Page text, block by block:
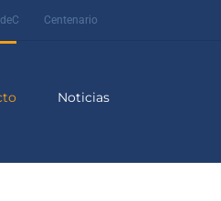
Centenario
Noticias